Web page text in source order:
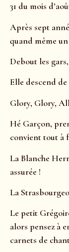
31 du mois
Après sept
quand même
Debout les
Elle descend
Glory, Glory,
Hé Garçon,
convient tout à
La Blanche
assurée !
La
Le petit
alors pensez à
carnets de